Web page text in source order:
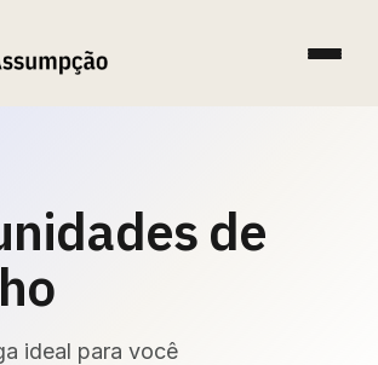
de
ideal para você